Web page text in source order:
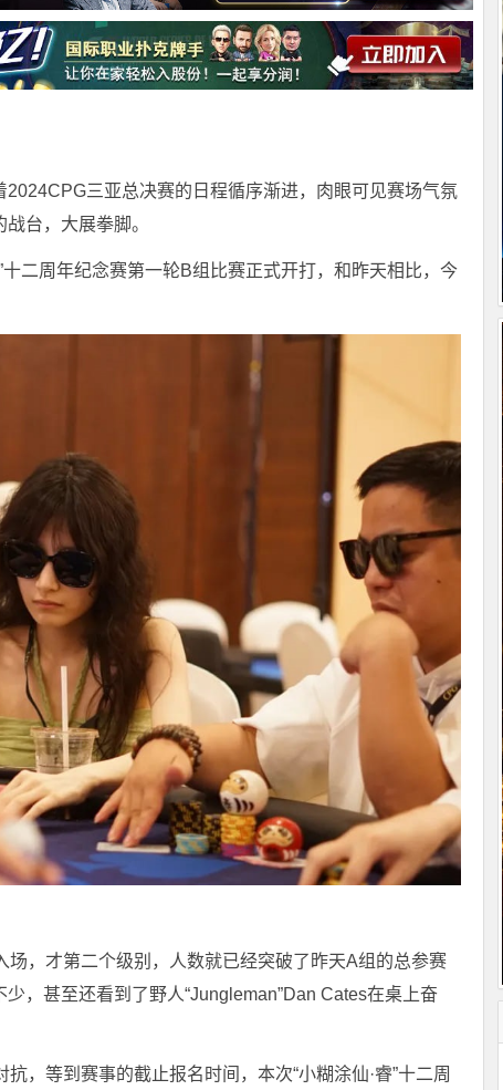
三亚总决赛的日程循序渐进，肉眼可见赛场气氛
台，大展拳脚。
十二周年纪念赛第一轮B组比赛正式开打，和昨天相比，今
场，才第二个级别，人数就已经突破了昨天A组的总参赛
，甚至还看到了野人“Jungleman”Dan Cates在桌上奋
，等到赛事的截止报名时间，本次“小糊涂仙·睿”十二周